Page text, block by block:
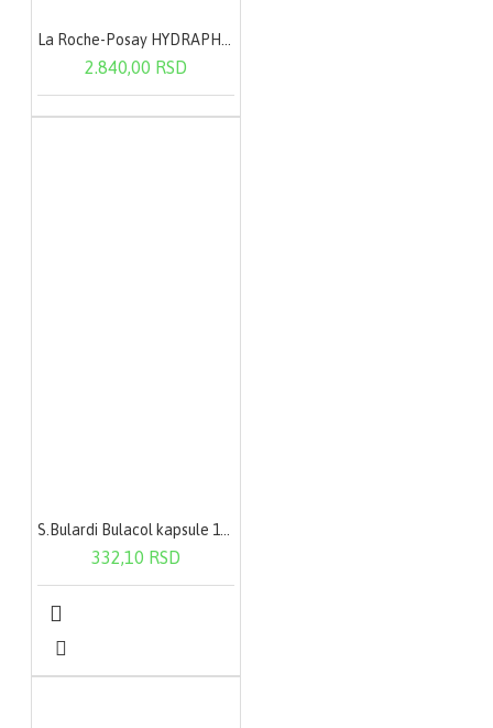
2.840,00 RSD
332,10 RSD